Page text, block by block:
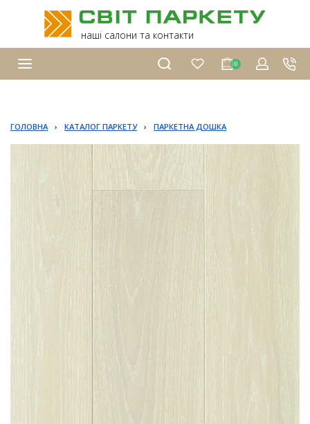
наші салони та контакти
0
ГОЛОВНА › КАТАЛОГ ПАРКЕТУ › ПАРКЕТНА ДОШКА